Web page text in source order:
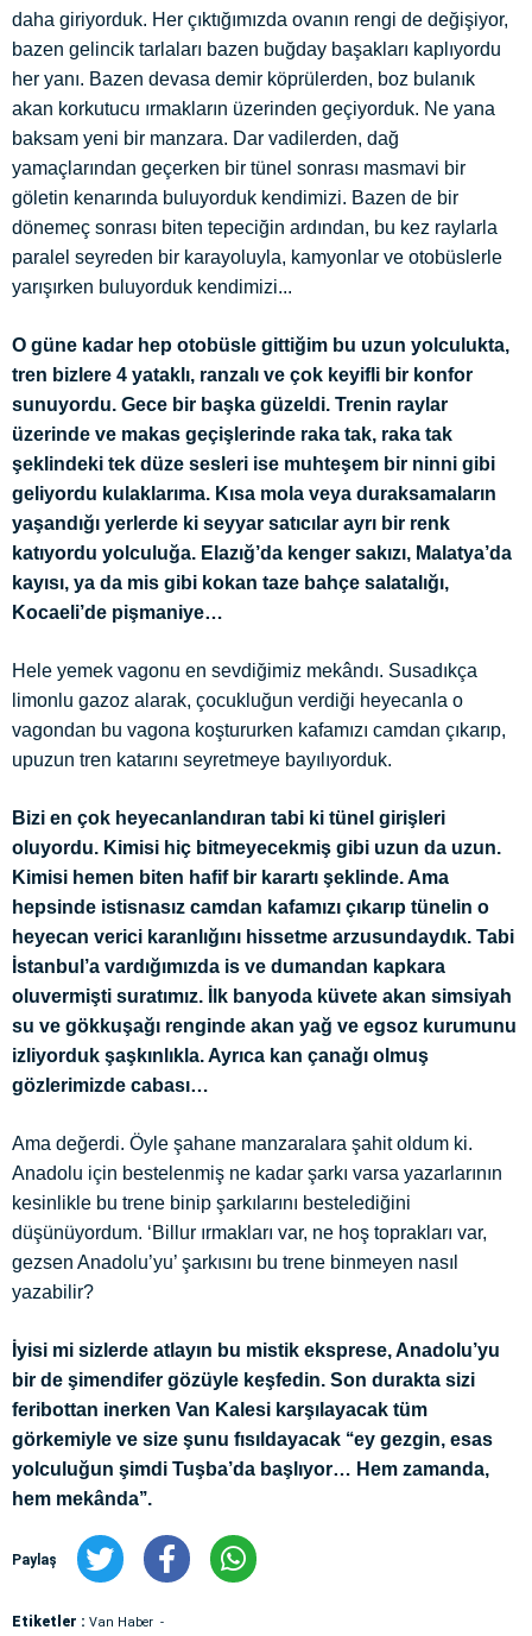
daha giriyorduk. Her çıktığımızda ovanın rengi de değişiyor,
bazen gelincik tarlaları bazen buğday başakları kaplıyordu
her yanı. Bazen devasa demir köprülerden, boz bulanık
akan korkutucu ırmakların üzerinden geçiyorduk. Ne yana
baksam yeni bir manzara. Dar vadilerden, dağ
yamaçlarından geçerken bir tünel sonrası masmavi bir
göletin kenarında buluyorduk kendimizi. Bazen de bir
dönemeç sonrası biten tepeciğin ardından, bu kez raylarla
paralel seyreden bir karayoluyla, kamyonlar ve otobüslerle
yarışırken buluyorduk kendimizi...
O güne kadar hep otobüsle gittiğim bu uzun yolculukta,
tren bizlere 4 yataklı, ranzalı ve çok keyifli bir konfor
sunuyordu. Gece bir başka güzeldi. Trenin raylar
üzerinde ve makas geçişlerinde raka tak, raka tak
şeklindeki tek düze sesleri ise muhteşem bir ninni gibi
geliyordu kulaklarıma. Kısa mola veya duraksamaların
yaşandığı yerlerde ki seyyar satıcılar ayrı bir renk
katıyordu yolculuğa. Elazığ’da kenger sakızı, Malatya’da
kayısı, ya da mis gibi kokan taze bahçe salatalığı,
Kocaeli’de pişmaniye…
Hele yemek vagonu en sevdiğimiz mekândı. Susadıkça
limonlu gazoz alarak, çocukluğun verdiği heyecanla o
vagondan bu vagona koştururken kafamızı camdan çıkarıp,
upuzun tren katarını seyretmeye bayılıyorduk.
Bizi en çok heyecanlandıran tabi ki tünel girişleri
oluyordu. Kimisi hiç bitmeyecekmiş gibi uzun da uzun.
Kimisi hemen biten hafif bir karartı şeklinde. Ama
hepsinde istisnasız camdan kafamızı çıkarıp tünelin o
heyecan verici karanlığını hissetme arzusundaydık. Tabi
İstanbul’a vardığımızda is ve dumandan kapkara
oluvermişti suratımız. İlk banyoda küvete akan simsiyah
su ve gökkuşağı renginde akan yağ ve egsoz kurumunu
izliyorduk şaşkınlıkla. Ayrıca kan çanağı olmuş
gözlerimizde cabası…
Ama değerdi. Öyle şahane manzaralara şahit oldum ki.
Anadolu için bestelenmiş ne kadar şarkı varsa yazarlarının
kesinlikle bu trene binip şarkılarını bestelediğini
düşünüyordum. ‘Billur ırmakları var, ne hoş toprakları var,
gezsen Anadolu’yu’ şarkısını bu trene binmeyen nasıl
yazabilir?
İyisi mi sizlerde atlayın bu mistik eksprese, Anadolu’yu
bir de şimendifer gözüyle keşfedin. Son durakta sizi
feribottan inerken Van Kalesi karşılayacak tüm
görkemiyle ve size şunu fısıldayacak ‘‘ey gezgin, esas
yolculuğun şimdi Tuşba’da başlıyor… Hem zamanda,
hem mekânda’’.
Paylaş
Etiketler : Van Haber